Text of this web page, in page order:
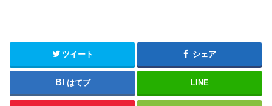
ツイート シェア
はてブ LINE